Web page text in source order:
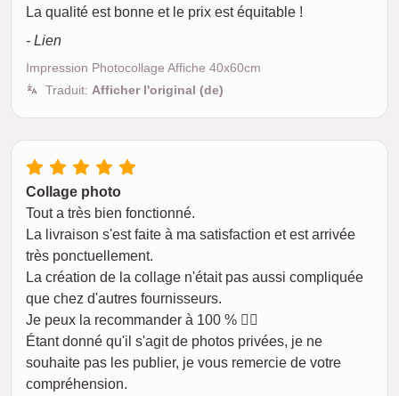
La qualité est bonne et le prix est équitable !
- Lien
Impression Photocollage Affiche 40x60cm
Traduit: Afficher l'original (de)
Collage photo
Tout a très bien fonctionné.
La livraison s'est faite à ma satisfaction et est arrivée
très ponctuellement.
La création de la collage n'était pas aussi compliquée
que chez d'autres fournisseurs.
Je peux la recommander à 100 % 👍🏼
Étant donné qu'il s'agit de photos privées, je ne
souhaite pas les publier, je vous remercie de votre
compréhension.